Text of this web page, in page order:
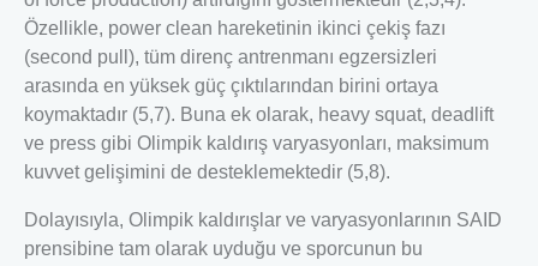
Özellikle, power clean hareketinin ikinci çekiş fazı
(second pull), tüm direnç antrenmanı egzersizleri
arasında en yüksek güç çıktılarından birini ortaya
koymaktadır (5,7). Buna ek olarak, heavy squat, deadlift
ve press gibi Olimpik kaldırış varyasyonları, maksimum
kuvvet gelişimini de desteklemektedir (5,8).
Dolayısıyla, Olimpik kaldırışlar ve varyasyonlarının SAID
prensibine tam olarak uyduğu ve sporcunun bu